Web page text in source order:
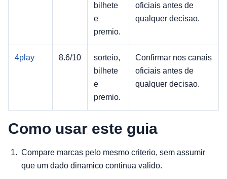
bilhete
e
premio.
oficiais antes de
qualquer decisao.
4play 8.6/10
sorteio,
bilhete
e
premio.
Confirmar nos canais
oficiais antes de
qualquer decisao.
Como usar este guia
Compare marcas pelo mesmo criterio, sem assumir
que um dado dinamico continua valido.